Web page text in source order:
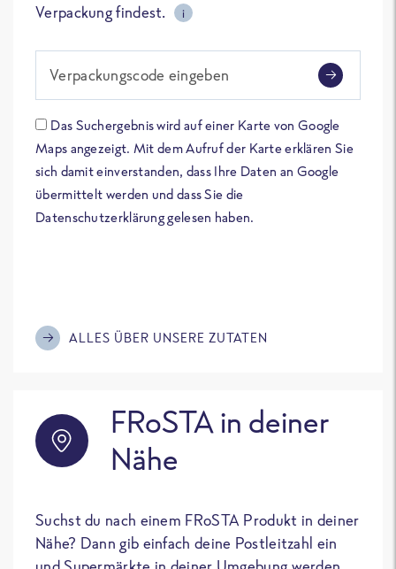
Verpackung findest.
i
Verpackungscode eingeben
Das Suchergebnis wird auf einer Karte von Google
Maps angezeigt. Mit dem Aufruf der Karte erklären Sie
sich damit einverstanden, dass Ihre Daten an Google
übermittelt werden und dass Sie die
Datenschutzerklärung gelesen haben.
ALLES ÜBER UNSERE ZUTATEN
FRoSTA in deiner
Nähe
Suchst du nach einem FRoSTA Produkt in deiner
Nähe? Dann gib einfach deine Postleitzahl ein